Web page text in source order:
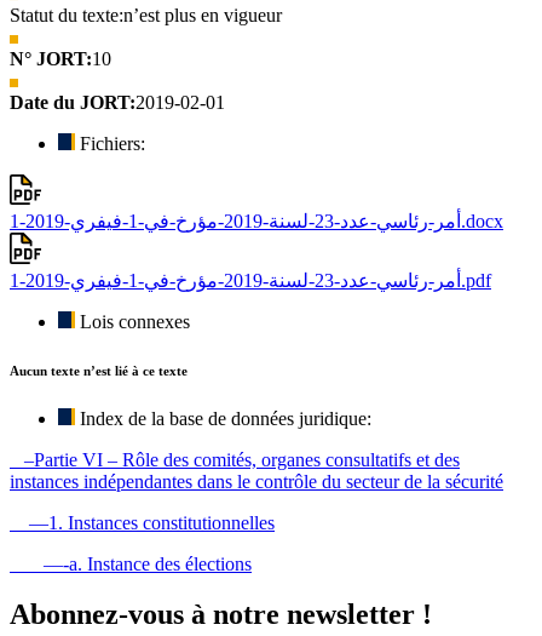
Statut du texte:n’est plus en vigueur
N° JORT:10
Date du JORT:2019-02-01
Fichiers:
أمر-رئاسي-عدد-23-لسنة-2019-مؤرخ-في-1-فيفري-2019-1.docx
أمر-رئاسي-عدد-23-لسنة-2019-مؤرخ-في-1-فيفري-2019-1.pdf
Lois connexes
Aucun texte n’est lié à ce texte
Index de la base de données juridique:
–Partie VI – Rôle des comités, organes consultatifs et des
instances indépendantes dans le contrôle du secteur de la sécurité
—1. Instances constitutionnelles
—-a. Instance des élections
Abonnez-vous à notre newsletter !